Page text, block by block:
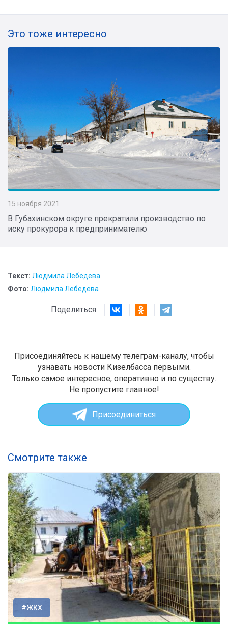
Это тоже интересно
15 ноября 2021
В Губахинском округе прекратили производство по
иску прокурора к предпринимателю
Текст: Людмила Лебедева
Фото: Людмила Лебедева
Поделиться
Присоединяйтесь к нашему телеграм-каналу, чтобы
узнавать новости Кизелбасса первыми.
Только самое интересное, оперативно и по существу.
Не пропустите главное!
Присоединиться
Смотрите также
#ЖКХ